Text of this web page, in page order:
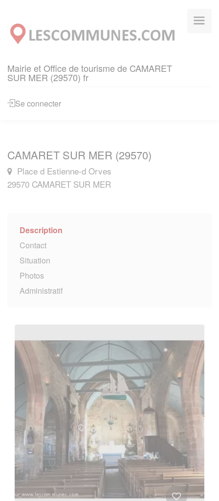
Mairie et Office de tourisme de CAMARET
SUR MER (29570) fr
Se connecter
CAMARET SUR MER (29570)
Place d Estienne-d Orves
29570 CAMARET SUR MER
Description
Contact
Situation
Photos
Administratif